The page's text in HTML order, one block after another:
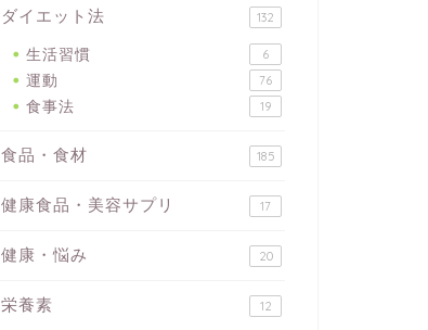
ダイエット法 132
生活習慣 6
運動 76
食事法 19
食品・食材 185
健康食品・美容サプリ 17
健康・悩み 20
栄養素 12